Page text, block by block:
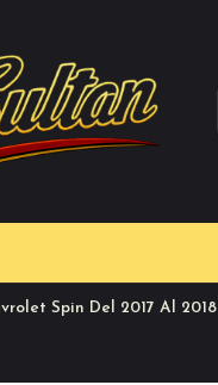
Spin Del 2017 Al 2018